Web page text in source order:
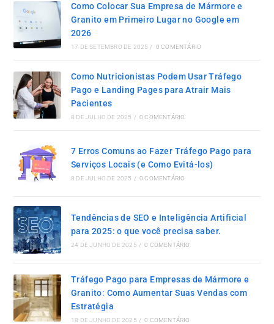
Como Colocar Sua Empresa de Mármore e
Granito em Primeiro Lugar no Google em
2026
17 DE SETEMBRO DE 2025 / 0 COMENTÁRIO
Como Nutricionistas Podem Usar Tráfego
Pago e Landing Pages para Atrair Mais
Pacientes
8 DE JULHO DE 2025 / 0 COMENTÁRIO
7 Erros Comuns ao Fazer Tráfego Pago para
Serviços Locais (e Como Evitá-los)
8 DE JULHO DE 2025 / 0 COMENTÁRIO
Tendências de SEO e Inteligência Artificial
para 2025: o que você precisa saber.
24 DE JUNHO DE 2025 / 0 COMENTÁRIO
Tráfego Pago para Empresas de Mármore e
Granito: Como Aumentar Suas Vendas com
Estratégia
18 DE JUNHO DE 2025 / 0 COMENTÁRIO